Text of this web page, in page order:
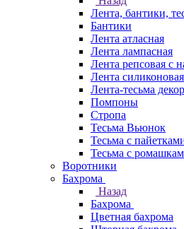
Лента, бантики,
Бантики
Лента атласная
Лента лампасная
Лента репсовая с
Лента силиконовая
Лента-тесьма
Помпоны
Стропа
Тесьма Вьюнок
Тесьма с
Тесьма с
Воротники
Бахрома
Назад
Бахрома
Цветная бахрома